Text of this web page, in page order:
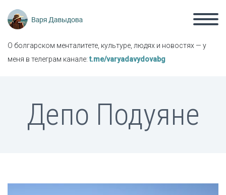
О болгарском менталитете, культуре, людях и новостях — у
меня в телеграм канале:t.me/varyadavydovabg
Депо Подуяне